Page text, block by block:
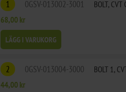
1 0GSV-013002-3001
BOLT, CVT
68,00 kr
LÄGG I VARUKORG
2 0GSV-013004-3000
BOLT 1,
44,00 kr